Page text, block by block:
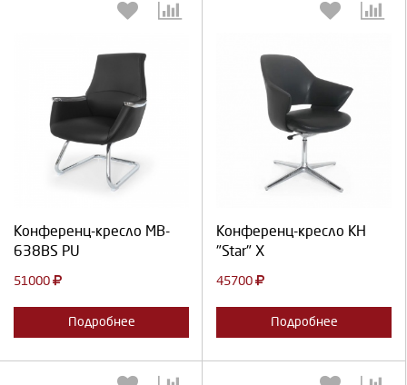
Конференц-кресло MB-
638BS PU
51000
Подробнее
Выберите количество:
Конференц-кресло KH
"Star" X
45700
Подробнее
Выберите количество: